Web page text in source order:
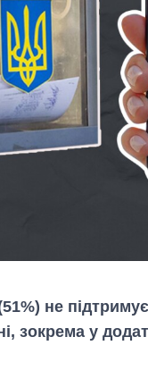
не
зокрема у